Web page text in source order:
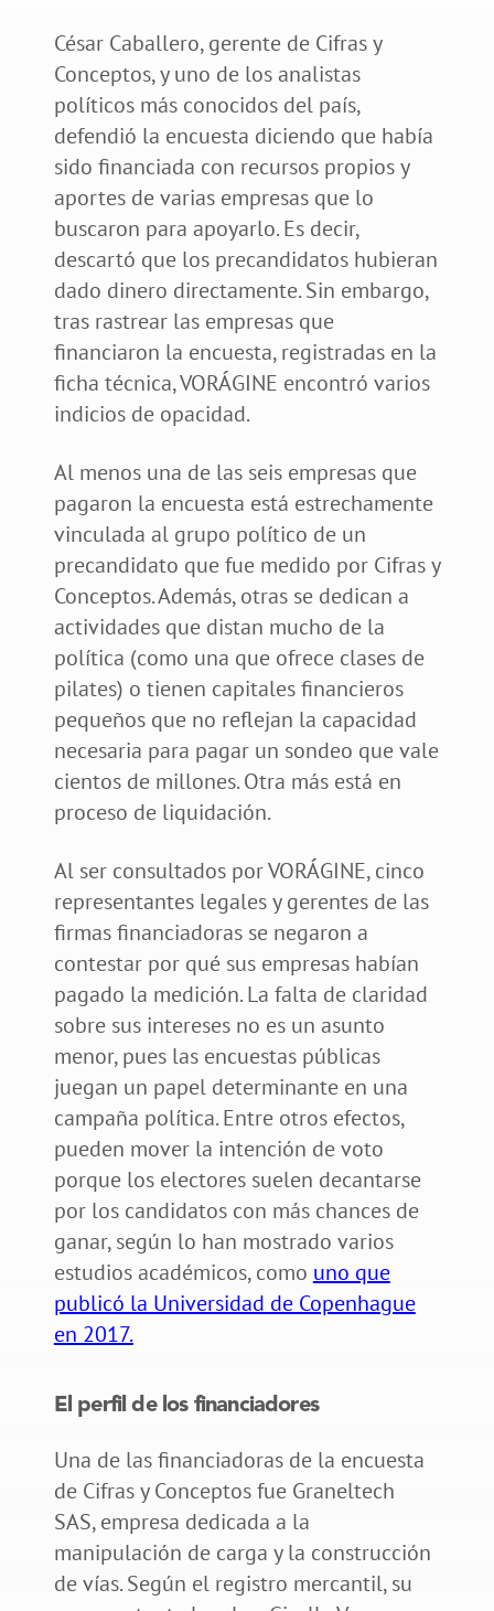
César Caballero, gerente de Cifras y
Conceptos, y uno de los analistas
políticos más conocidos del país,
defendió la encuesta diciendo que había
sido financiada con recursos propios y
aportes de varias empresas que lo
buscaron para apoyarlo. Es decir,
descartó que los precandidatos hubieran
dado dinero directamente. Sin embargo,
tras rastrear las empresas que
financiaron la encuesta, registradas en la
ficha técnica, VORÁGINE encontró varios
indicios de opacidad.
Al menos una de las seis empresas que
pagaron la encuesta está estrechamente
vinculada al grupo político de un
precandidato que fue medido por Cifras y
Conceptos. Además, otras se dedican a
actividades que distan mucho de la
política (como una que ofrece clases de
pilates) o tienen capitales financieros
pequeños que no reflejan la capacidad
necesaria para pagar un sondeo que vale
cientos de millones. Otra más está en
proceso de liquidación.
Al ser consultados por VORÁGINE, cinco
representantes legales y gerentes de las
firmas financiadoras se negaron a
contestar por qué sus empresas habían
pagado la medición. La falta de claridad
sobre sus intereses no es un asunto
menor, pues las encuestas públicas
juegan un papel determinante en una
campaña política. Entre otros efectos,
pueden mover la intención de voto
porque los electores suelen decantarse
por los candidatos con más chances de
ganar, según lo han mostrado varios
estudios académicos, como uno que
publicó la Universidad de Copenhague
en 2017.
El perfil de los financiadores
Una de las financiadoras de la encuesta
de Cifras y Conceptos fue Graneltech
SAS, empresa dedicada a la
manipulación de carga y la construcción
de vías. Según el registro mercantil, su